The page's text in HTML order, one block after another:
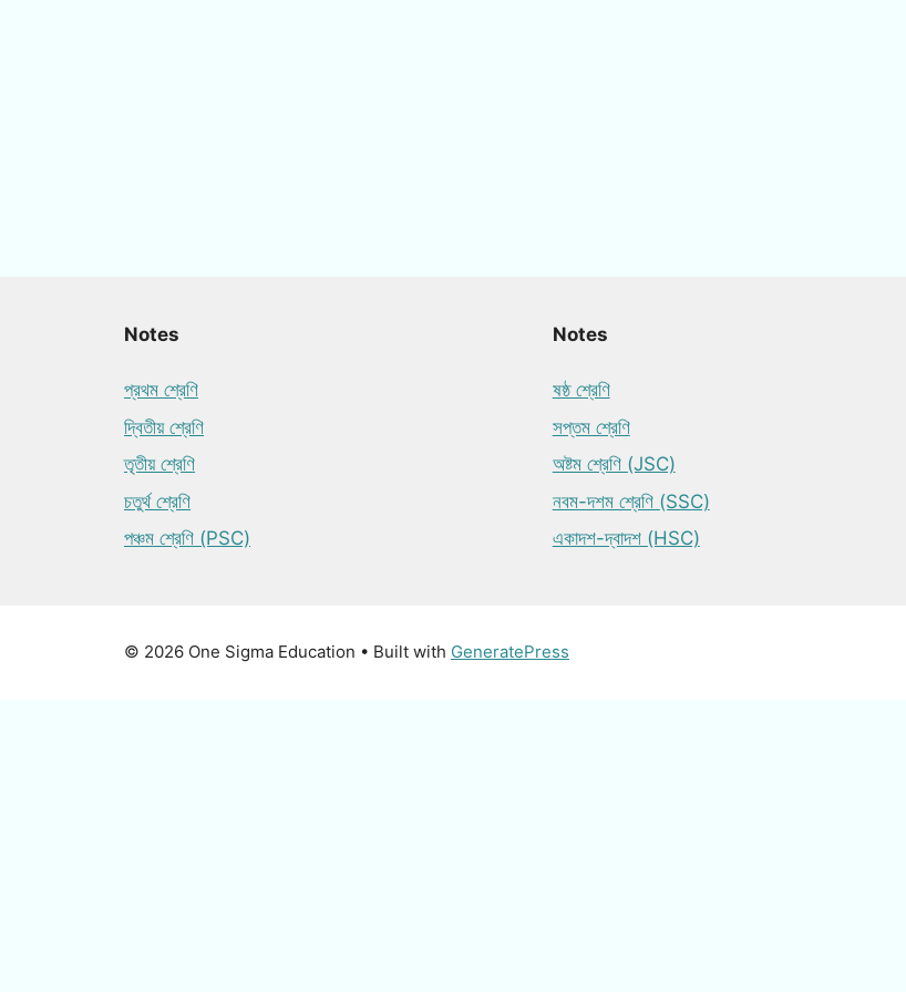
Notes
প্রথম শ্রেণি
দ্বিতীয় শ্রেণি
তৃতীয় শ্রেণি
চতুর্থ শ্রেণি
পঞ্চম শ্রেণি (PSC)
Notes
ষষ্ঠ শ্রেণি
সপ্তম শ্রেণি
অষ্টম শ্রেণি (JSC)
নবম-দশম শ্রেণি (SSC)
একাদশ-দ্বাদশ (HSC)
© 2026 One Sigma Education • Built with GeneratePress